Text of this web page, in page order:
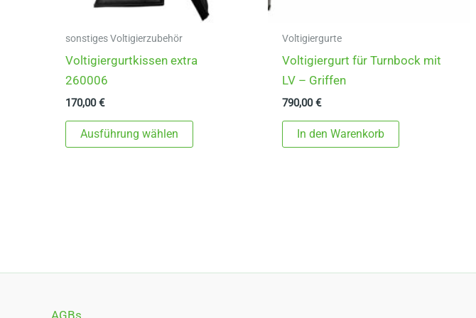
sonstiges Voltigierzubehör
Voltigiergurtkissen extra
260006
170,00€
Ausführung wählen
Dieses
Produkt
Voltigiergurte
Voltigiergurt für Turnbock mit
LV – Griffen
790,00€
In den Warenkorb